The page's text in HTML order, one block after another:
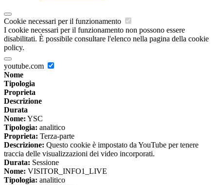
Cookie necessari per il funzionamento
I cookie necessari per il funzionamento non possono essere
disabilitati. È possibile consultare l'elenco nella pagina della cookie
policy.
youtube.com
Nome
Tipologia
Proprieta
Descrizione
Durata
Nome: YSC
Tipologia: analitico
Proprieta: Terza-parte
Descrizione: Questo cookie è impostato da YouTube per tenere
traccia delle visualizzazioni dei video incorporati.
Durata: Sessione
Nome: VISITOR_INFO1_LIVE
Tipologia: analitico